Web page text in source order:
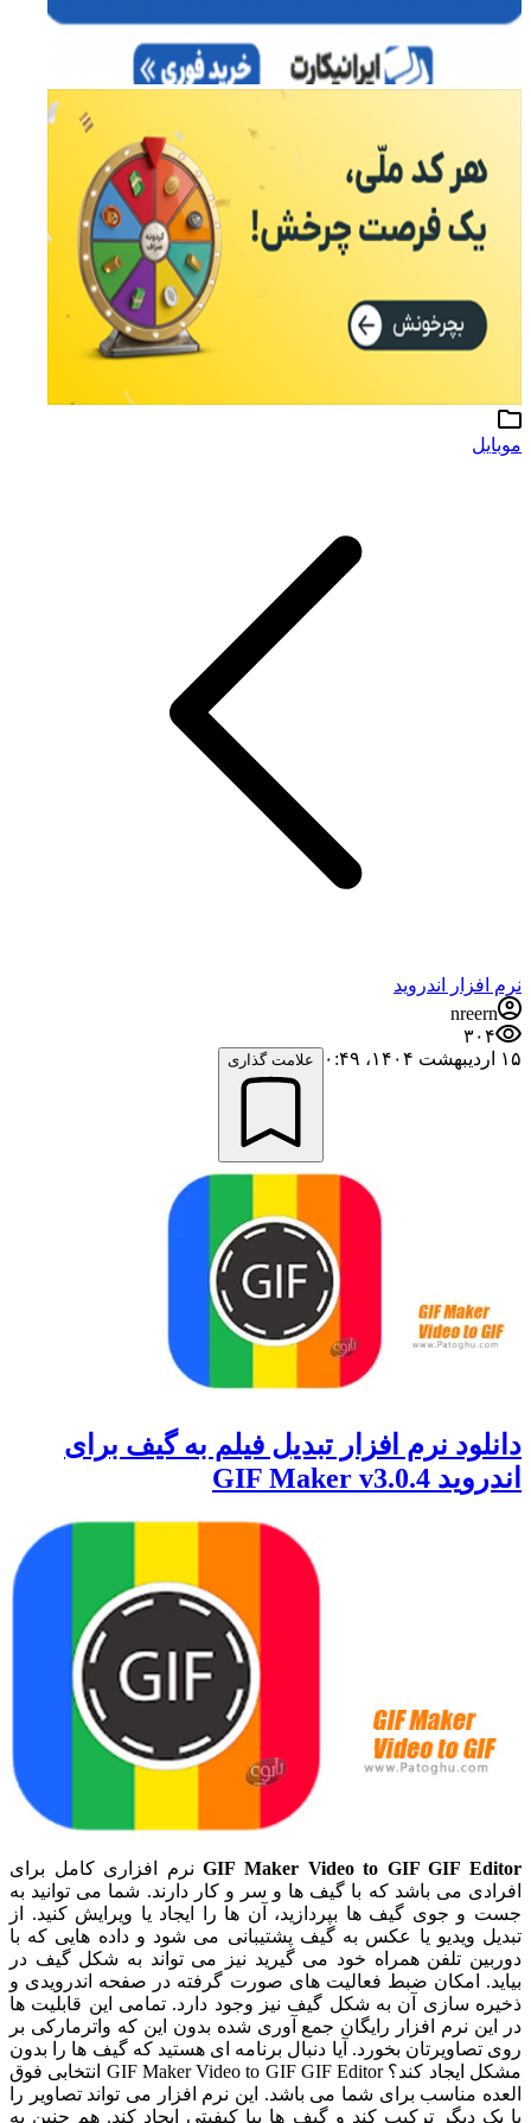
موبایل
نرم افزار اندروید
nreern
۳۰۴
۱۵ اردیبهشت ۱۴۰۴،‏ ۰:۴۹
علامت گذاری
دانلود نرم افزار تبدیل فیلم به گیف برای
اندروید GIF Maker v3.0.4
GIF Maker Video to GIF GIF Editorنرم افزاری کامل برای
افرادی می باشد که با گیف ها و سر و کار دارند. شما می توانید به
جست و جوی گیف ها بپردازید، آن ها را ایجاد یا ویرایش کنید. از
تبدیل ویدیو یا عکس به گیف پشتیبانی می شود و داده هایی که با
دوربین تلفن همراه خود می گیرید نیز می تواند به شکل گیف در
بیاید. امکان ضبط فعالیت های صورت گرفته در صفحه اندرویدی و
ذخیره سازی آن به شکل گیف نیز وجود دارد. تمامی این قابلیت ها
در این نرم افزار رایگان جمع آوری شده بدون این که واترمارکی بر
روی تصاویرتان بخورد. آیا دنبال برنامه ای هستید که گیف ها را بدون
مشکل ایجاد کند؟ GIF Maker Video to GIF GIF Editor انتخابی فوق
العده مناسب برای شما می باشد. این نرم افزار می تواند تصاویر را
با یک دیگر ترکیب کند و گیف ها یبا کیفیتی ایجاد کند. هم چنین به